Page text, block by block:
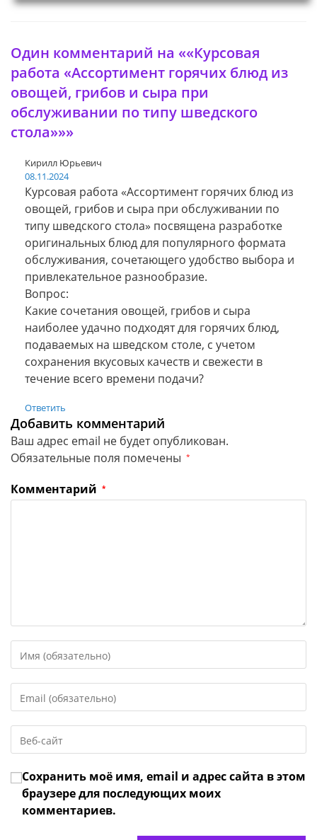
Один комментарий на ««Курсовая
работа «Ассортимент горячих блюд из
овощей, грибов и сыра при
обслуживании по типу шведского
стола»»»
Кирилл Юрьевич
08.11.2024
Курсовая работа «Ассортимент горячих блюд из
овощей, грибов и сыра при обслуживании по
типу шведского стола» посвящена разработке
оригинальных блюд для популярного формата
обслуживания, сочетающего удобство выбора и
привлекательное разнообразие.
Вопрос:
Какие сочетания овощей, грибов и сыра
наиболее удачно подходят для горячих блюд,
подаваемых на шведском столе, с учетом
сохранения вкусовых качеств и свежести в
течение всего времени подачи?
Ответить
Добавить комментарий
Ваш адрес email не будет опубликован.
Обязательные поля помечены *
Комментарий *
свое
или
имя
чтобы
прокомментировать
свой
адрес,
чтобы
URL
веб-
сайта
(необязательно)
Сохранить моё имя, email и адрес сайта в этом
браузере для последующих моих
комментариев.